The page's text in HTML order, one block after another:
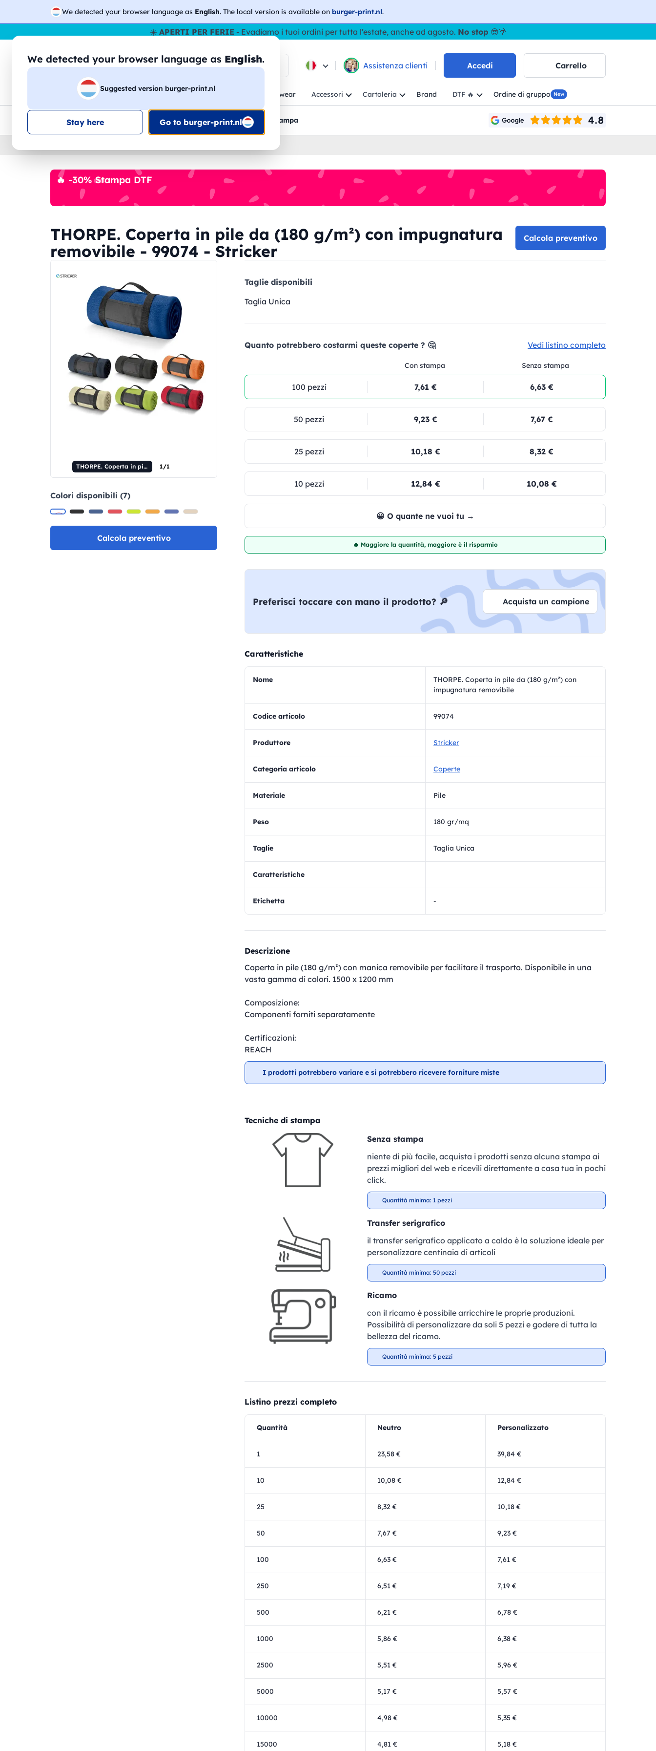
We detected your browser language as English. The local version is available on burger-print.nl.
We detected your browser language as English.
Suggested version burger-print.nl
Stay here Go to burger-print.nl
☀️ APERTI PER FERIE- Evadiamo i tuoi ordini per tutta l’estate, anche ad agosto. No stop 😎🌴
🔎 Cerca tra i prodotti Assistenza clienti Accedi Carrello
Magliette Felpe Uomo Donna Workwear Accessori Cartoleria Brand DTF 🔥 Ordine di gruppo New
Consegna gratis Sconti quantitàAssistenza clientiBozzetti pre-stampa
🔥 -30% Stampa DTF
THORPE. Coperta in pile da (180 g/m²) con impugnatura
removibile - 99074 - Stricker
Calcola preventivo
THORPE. Coperta in pile da (180 g/m²) con impugnatura removibile 1/1
Colori disponibili (7)
Calcola preventivo
Taglie disponibili
Taglia Unica
Quanto potrebbero costarmi queste coperte ? 🤔 Vedi listino completo
Con stampa Senza stampa
100 pezzi 7,61 € 6,63 €
50 pezzi 9,23 € 7,67 €
25 pezzi 10,18 € 8,32 €
10 pezzi 12,84 € 10,08 €
😀 O quante ne vuoi tu →
🔥 Maggiore la quantità, maggiore è il risparmio
Preferisci toccare con mano il prodotto? 🔎 Acquista un campione
Caratteristiche
Nome
THORPE. Coperta in pile da (180 g/m²) con
impugnatura removibile
Codice articolo 99074
Produttore Stricker
Categoria articolo Coperte
materiale Pile
Peso 180 gr/mq
Taglie Taglia Unica
Caratteristiche
Etichetta -
Descrizione
Coperta in pile (180 g/m²) con manica removibile per facilitare il trasporto. Disponibile in una
vasta gamma di colori. 1500 x 1200 mm
Composizione:
Componenti forniti separatamente
Certificazioni:
REACH
I prodotti potrebbero variare e si potrebbero ricevere forniture miste
Tecniche di stampa
Senza stampa
niente di più facile, acquista i prodotti senza alcuna stampa ai
prezzi migliori del web e ricevili direttamente a casa tua in pochi
click.
Quantità minima: 1 pezzi
Transfer serigrafico
il transfer serigrafico applicato a caldo è la soluzione ideale per
personalizzare centinaia di articoli
Quantità minima: 50 pezzi
Ricamo
con il ricamo è possibile arricchire le proprie produzioni.
Possibilità di personalizzare da soli 5 pezzi e godere di tutta la
bellezza del ricamo.
Quantità minima: 5 pezzi
Listino prezzi completo
Quantità Neutro Personalizzato
1 23,58 € 39,84 €
10 10,08 € 12,84 €
25 8,32 € 10,18 €
50 7,67 € 9,23 €
100 6,63 € 7,61 €
250 6,51 € 7,19 €
500 6,21 € 6,78 €
1000 5,86 € 6,38 €
2500 5,51 € 5,96 €
5000 5,17 € 5,57 €
10000 4,98 € 5,35 €
15000 4,81 € 5,18 €